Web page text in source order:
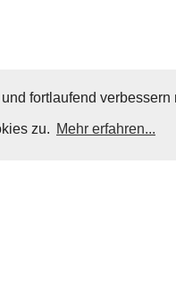
fortlaufend verbessern
zu. Mehr erfahren...